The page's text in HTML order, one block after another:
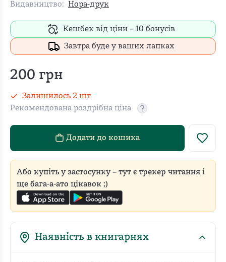
Видавництво:
Нора-друк
Кешбек від ціни – 10 бонусів
Завтра буде у ваших лапках
200 грн
Залишилось 2 шт
Рекомендована роздрібна ціна
Додати до кошика
Або купіть у застосунку – тут є трекер читання і
ще бага-а-ато цікавок ;)
Наявність в книгарнях